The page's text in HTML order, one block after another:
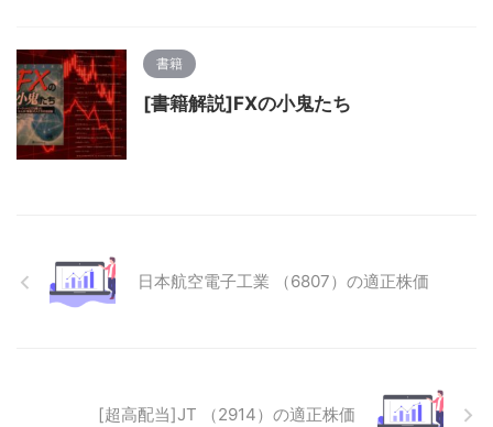
書籍
[書籍解説]FXの小鬼たち
日本航空電子工業 （6807）の適正株価
[超高配当]JT （2914）の適正株価